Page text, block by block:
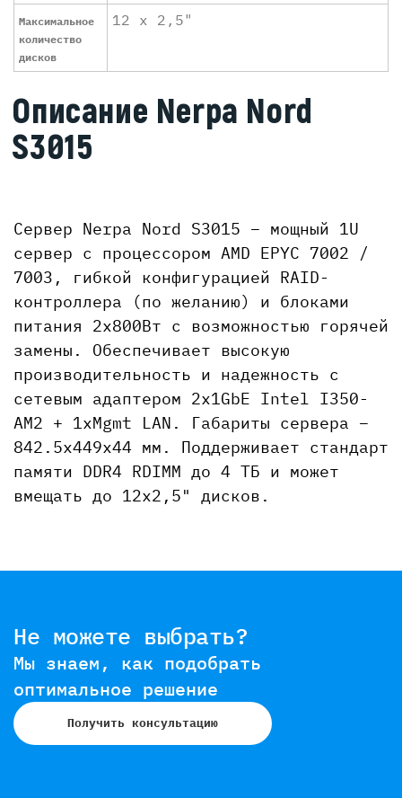
Максимальное
количество
дисков
12 x 2,5"
Описание Nerpa Nord
S3015
Сервер Nerpa Nord S3015 – мощный 1U
сервер с процессором AMD EPYC 7002 /
7003, гибкой конфигурацией RAID-
контроллера (по желанию) и блоками
питания 2x800Вт с возможностью горячей
замены. Обеспечивает высокую
производительность и надежность с
сетевым адаптером 2x1GbE Intel I350-
AM2 + 1xMgmt LAN. Габариты сервера –
842.5x449x44 мм. Поддерживает стандарт
памяти DDR4 RDIMM до 4 ТБ и может
вмещать до 12x2,5" дисков.
Не можете выбрать?
Мы знаем, как подобрать
оптимальное решение
Получить консультацию